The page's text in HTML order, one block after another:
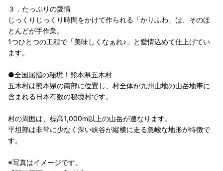
３．たっぷりの愛情
じっくりじっくり時間をかけて作られる「かりふわ」は、そのほ
とんどが手作業。
1つひとつの工程で「美味しくなぁれ♪」と愛情込めて仕上げてい
ます。
●全国屈指の秘境！熊本県五木村
五木村は熊本県の南部に位置し、村全体が九州山地の山岳地帯に
含まれる日本有数の秘境村です。
村の周囲は、標高1,000m以上の山岳が連なります。
平坦部は非常に少なく深い峡谷が縦横に走る急峻な地形が特徴で
す。
※写真はイメージです。